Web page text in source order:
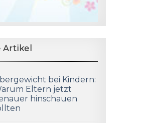
Artikel
bei Kindern:
Eltern jetzt
hinschauen